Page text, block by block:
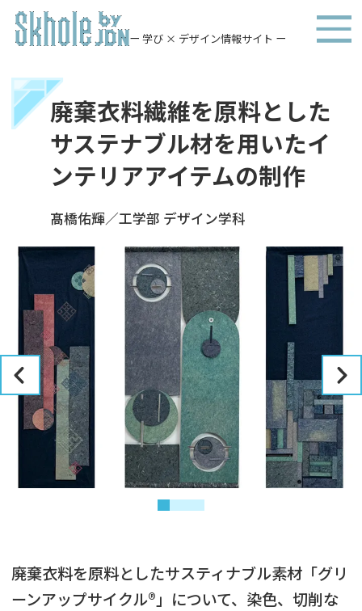
ー 学び × デザイン情報サイト ー
廃棄衣料繊維を原料とした
サステナブル材を用いたイ
ンテリアアイテムの制作
髙橋佑輝／工学部 デザイン学科
廃棄衣料を原料としたサスティナブル素材「グリ
ーンアップサイクル®」について、染色、切削な